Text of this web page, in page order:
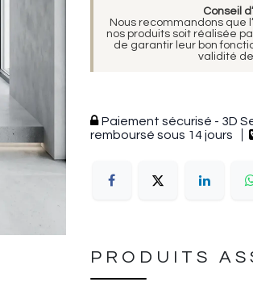
Conseil
Nous recommandons que
nos produits soit réalisée
de garantir leur bon
validité
Paiement sécurisé - 3D
remboursé sous 14 jours
PRODUITS